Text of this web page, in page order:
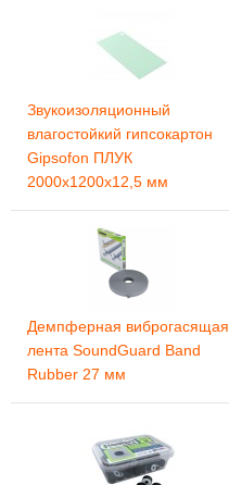
Звукоизоляционный
влагостойкий гипсокартон
Gipsofon ПЛУК
2000х1200х12,5 мм
Демпферная виброгасящая
лента SoundGuard Band
Rubber 27 мм